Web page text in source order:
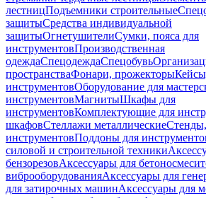
лестницПодъемники строительные
защитыСредства индивидуальной
защитыОгнетушителиСумки, пояса для
инструментовПроизводственная
одеждаСпецодеждаСпецобувь
пространстваФонари, прожекторы
инструментовОборудование для
инструментовМагнитыШкафы для
инструментовКомплектующие для
шкафовСтеллажи металлические
инструментовПоддоны для
силовой и строительной техники
бензорезовАксессуары для
виброоборудованияАксессуары для
для затирочных машинАксессуары для